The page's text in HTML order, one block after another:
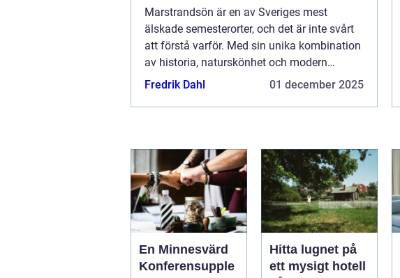
Marstrandsön är en av Sveriges mest
älskade semesterorter, och det är inte svårt
att förstå varför. Med sin unika kombination
av historia, naturskönhet och modern
komfort, erbjuder denna ö en perfek...
Fredrik Dahl 01 december 2025
En Minnesvärd
Konferensupple
Hitta lugnet på
ett mysigt hotell